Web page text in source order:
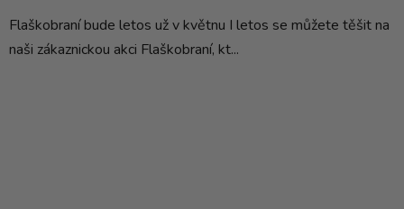
Flaškobraní bude letos už v květnu I letos se můžete těšit na
naši zákaznickou akci Flaškobraní, kt...